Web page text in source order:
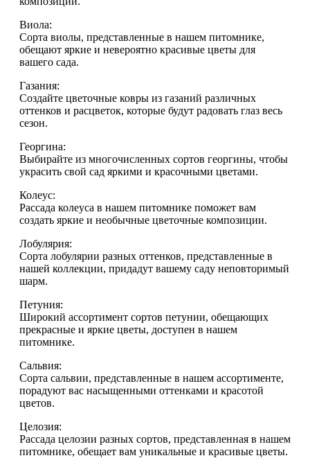
Виола:
Сорта виолы, представленные в нашем питомнике,
обещают яркие и невероятно красивые цветы для
вашего сада.
Газания:
Создайте цветочные ковры из газаний различных
оттенков и расцветок, которые будут радовать глаз весь
сезон.
Георгина:
Выбирайте из многочисленных сортов георгины, чтобы
украсить свой сад яркими и красочными цветами.
Колеус:
Рассада колеуса в нашем питомнике поможет вам
создать яркие и необычные цветочные композиции.
Лобулярия:
Сорта лобулярии разных оттенков, представленные в
нашей коллекции, придадут вашему саду неповторимый
шарм.
Петуния:
Широкий ассортимент сортов петунии, обещающих
прекрасные и яркие цветы, доступен в нашем
питомнике.
Сальвия:
Сорта сальвии, представленные в нашем ассортименте,
порадуют вас насыщенными оттенками и красотой
цветов.
Целозия:
Рассада целозии разных сортов, представленная в нашем
питомнике, обещает вам уникальные и красивые цветы.